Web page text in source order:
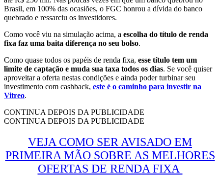
Brasil, em 100% das ocasiões, o FGC honrou a dívida do banco
quebrado e ressarciu os investidores.
Como você viu na simulação acima, a escolha do título de renda
fixa faz uma baita diferença no seu bolso.
Como quase todos os papéis de renda fixa, esse título tem um
limite de captação e muda sua taxa todos os dias. Se você quiser
aproveitar a oferta nestas condições e ainda poder turbinar seu
investimento com cashback, este é o caminho para investir na
Vitreo.
CONTINUA DEPOIS DA PUBLICIDADE
CONTINUA DEPOIS DA PUBLICIDADE
VEJA COMO SER AVISADO EM
PRIMEIRA MÃO SOBRE AS MELHORES
OFERTAS DE RENDA FIXA